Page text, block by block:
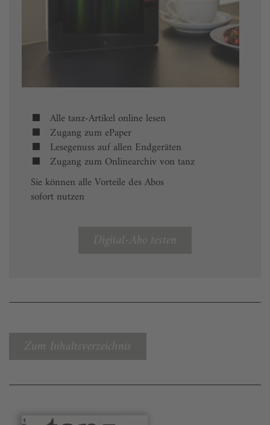
Alle tanz-Artikel online lesen
Zugang zum ePaper
Lesegenuss auf allen Endgeräten
Zugang zum Onlinearchiv von tanz
Sie können alle Vorteile des Abos
sofort nutzen
Digital-Abo testen
Zum Inhaltsverzeichnis